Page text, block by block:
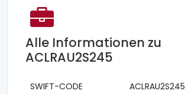
Alle Informationen zu
ACLRAU2S245
SWIFT-CODE
ACLRAU2S245